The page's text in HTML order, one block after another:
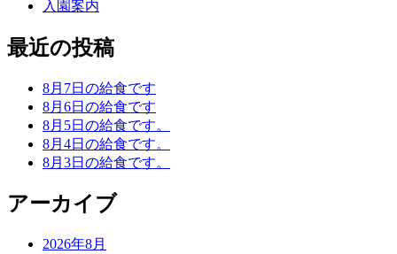
入園案内
最近の投稿
8月7日の給食です
8月6日の給食です
8月5日の給食です。
8月4日の給食です。
8月3日の給食です。
アーカイブ
2026年8月